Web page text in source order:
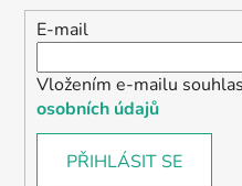
E-mail
Vložením e-mailu
osobních údajů
PŘIHLÁSIT SE